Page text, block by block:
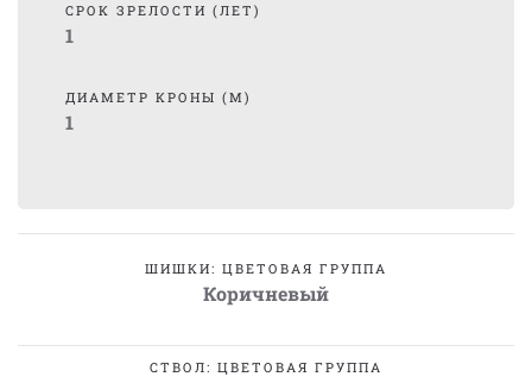
СРОК ЗРЕЛОСТИ (ЛЕТ)
1
ДИАМЕТР КРОНЫ (М)
1
ШИШКИ: ЦВЕТОВАЯ ГРУППА
Коричневый
СТВОЛ: ЦВЕТОВАЯ ГРУППА